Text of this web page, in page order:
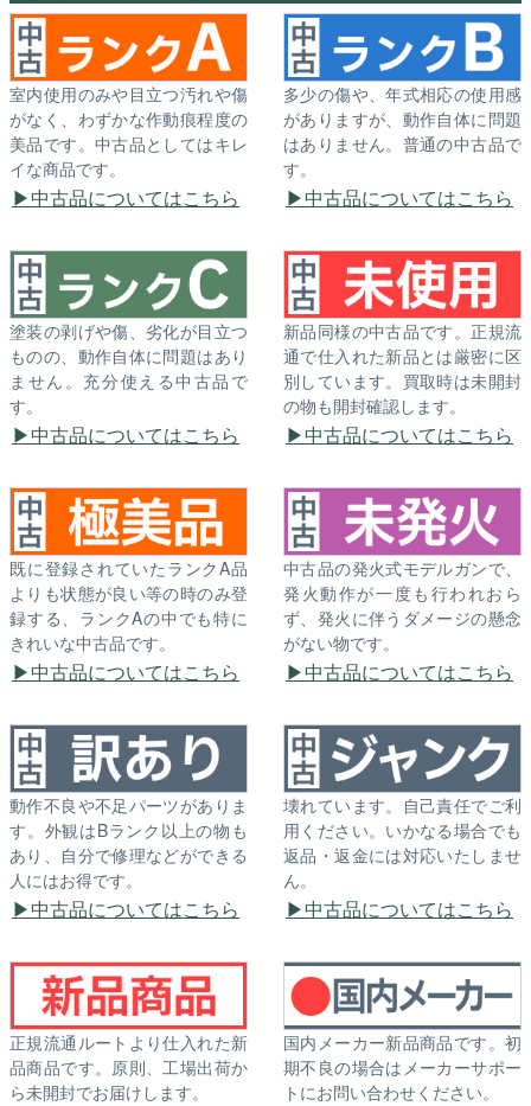
室内使用のみや目立つ汚れや傷
がなく、わずかな作動痕程度の
美品です。中古品としてはキレ
イな商品です。
中古品についてはこちら
多少の傷や、年式相応の使用感
がありますが、動作自体に問題
はありません。普通の中古品で
す。
中古品についてはこちら
塗装の剥げや傷、劣化が目立つ
ものの、動作自体に問題はあり
ません。充分使える中古品で
す。
中古品についてはこちら
新品同様の中古品です。正規流
通で仕入れた新品とは厳密に区
別しています。買取時は未開封
の物も開封確認します。
中古品についてはこちら
既に登録されていたランクA品
よりも状態が良い等の時のみ登
録する、ランクAの中でも特に
きれいな中古品です。
中古品についてはこちら
中古品の発火式モデルガンで、
発火動作が一度も行われおら
ず、発火に伴うダメージの懸念
がない物です。
中古品についてはこちら
動作不良や不足パーツがありま
す。外観はBランク以上の物も
あり、自分で修理などができる
人にはお得です。
中古品についてはこちら
壊れています。自己責任でご利
用ください。いかなる場合でも
返品・返金には対応いたしませ
ん。
中古品についてはこちら
正規流通ルートより仕入れた新
品商品です。原則、工場出荷か
ら未開封でお届けします。
国内メーカー新品商品です。初
期不良の場合はメーカーサポー
トにお問い合わせください。